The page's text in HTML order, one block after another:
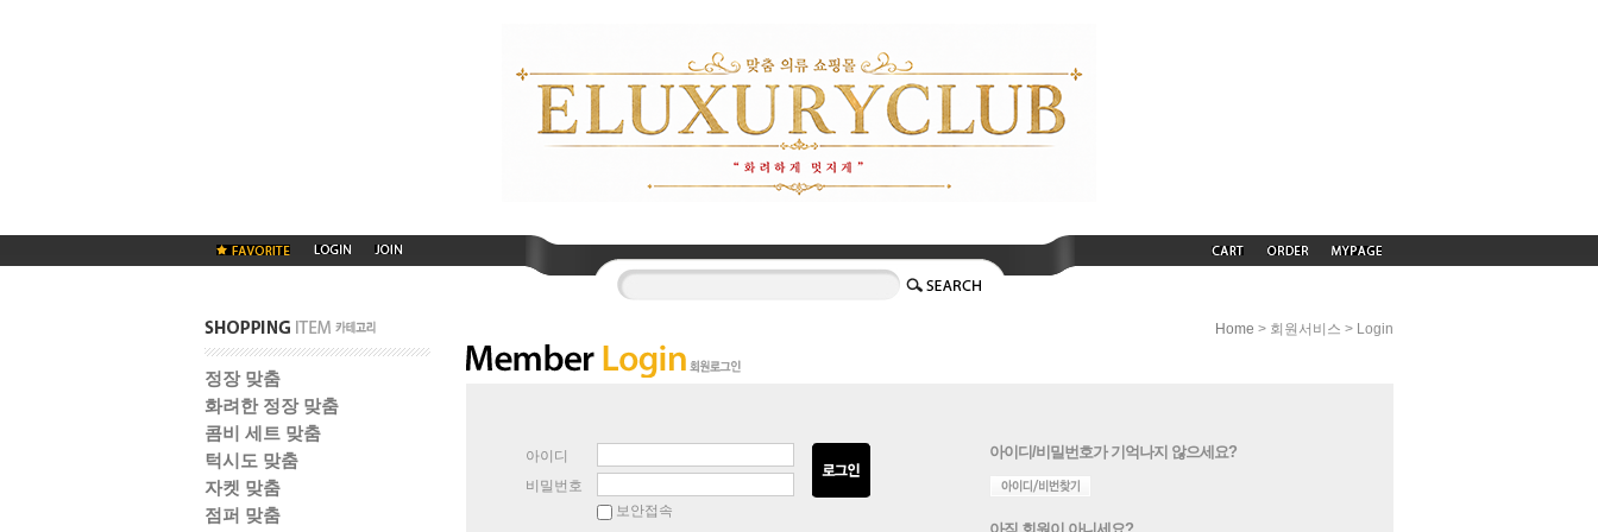
정장 맞춤
화려한 정장 맞춤
콤비 세트 맞춤
턱시도 맞춤
자켓 맞춤
점퍼 맞춤
Home > 회원서비스 > Login
아이디
비밀번호
보안접속
아이디/비밀번호가 기억나지 않으세요?